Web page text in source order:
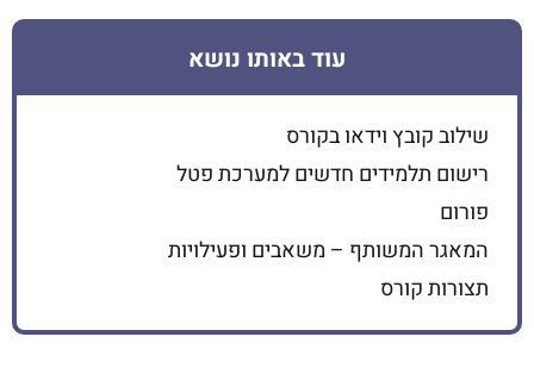
עוד באותו נושא
שילוב קובץ וידאו בקורס
רישום תלמידים חדשים למערכת פטל
פורום
המאגר המשותף – משאבים ופעילויות
תצורות קורס